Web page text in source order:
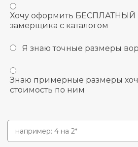
Хочу оформить БЕСПЛАТНЫЙ
замерщика с каталогом
Я знаю точные размеры
Знаю примерные размеры
стоимость по ним